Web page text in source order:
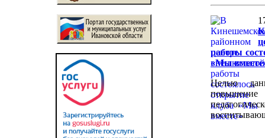
работы
«Мы
Целью